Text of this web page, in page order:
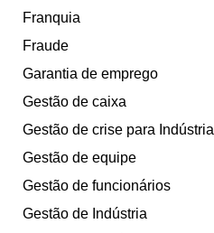
Franquia
Fraude
Garantia de emprego
Gestão de caixa
Gestão de crise para Indústria
Gestão de equipe
Gestão de funcionários
Gestão de Indústria